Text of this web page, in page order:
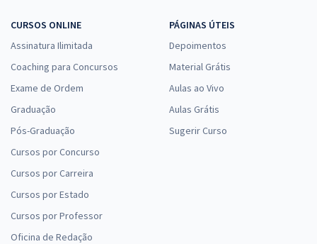
CURSOS ONLINE
Assinatura Ilimitada
Coaching para Concursos
Exame de Ordem
Graduação
Pós-Graduação
Cursos por Concurso
Cursos por Carreira
Cursos por Estado
Cursos por Professor
Oficina de Redação
PÁGINAS ÚTEIS
Depoimentos
Material Grátis
Aulas ao Vivo
Aulas Grátis
Sugerir Curso